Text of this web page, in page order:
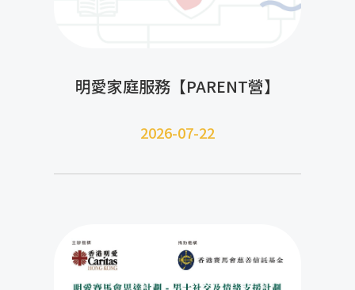
明愛家庭服務【PARENT營】
2026-07-22